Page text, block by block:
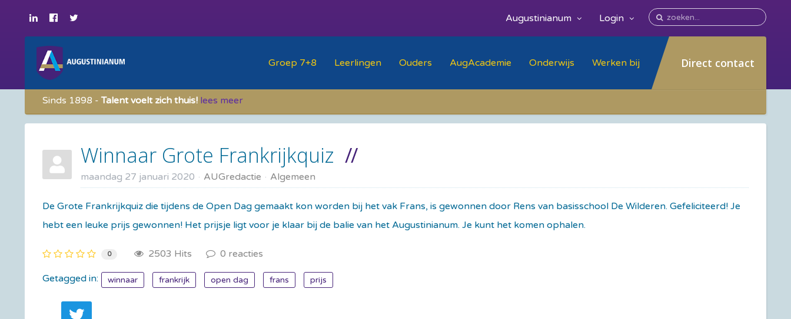
Login
Augustinianum
Groep 7+8 Leerlingen Ouders AugAcademie Onderwijs Werken bij Direct contact
Sinds 1898 -Talent voelt zich thuis! lees meer
Winnaar Grote Frankrijkquiz
maandag 27 januari 2020 AUGredactie Algemeen
​De Grote Frankrijkquiz die tijdens de Open Dag gemaakt kon worden bij het vak Frans, is gewonnen door Rens van basisschool De Wilderen. Gefeliciteerd! Je
hebt een leuke prijs gewonnen! Het prijsje ligt voor je klaar bij de balie van het Augustinianum. Je kunt het komen ophalen.
0 2503 Hits 0 reacties
Getagged in: winnaar frankrijk open dag frans prijs